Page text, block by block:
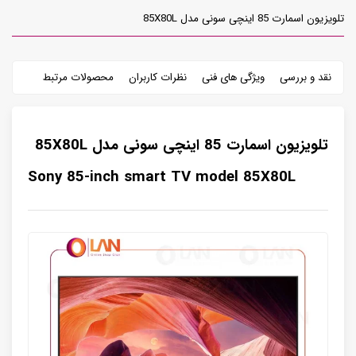
تلویزیون اسمارت 85 اینچی سونی مدل 85X80L
نقد و بررسی ویژگی های فنی نظرات کاربران محصولات مرتبط
تلویزیون اسمارت 85 اینچی سونی مدل 85X80L
Sony 85-inch smart TV model 85X80L